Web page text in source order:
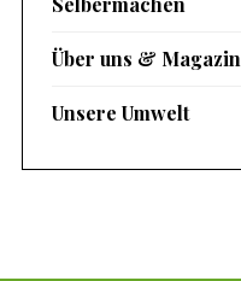
Über uns & Magazin
Unsere Umwelt